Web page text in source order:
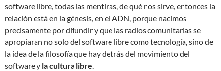
software libre, todas las mentiras, de qué nos sirve, entonces la
relación está en la génesis, en el ADN, porque nacimos
precisamente por difundir y que las radios comunitarias se
apropiaran no solo del software libre como tecnología, sino de
la idea de la filosofía que hay detrás del movimiento del
software y la cultura libre.